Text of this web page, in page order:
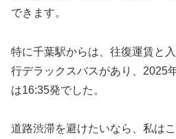
できます。
特に千葉駅からは、往復運賃と
行デラックスバスがあり、2025
は16:35発でした。
道路渋滞を避けたいなら、私は